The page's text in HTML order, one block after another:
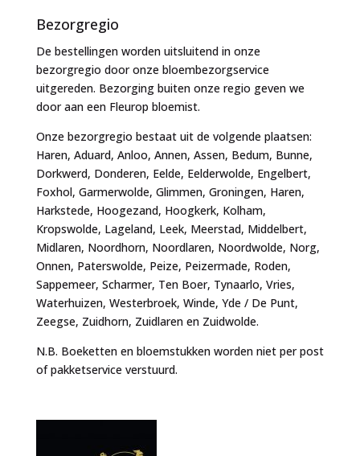
Bezorgregio
De bestellingen worden uitsluitend in onze
bezorgregio door onze bloembezorgservice
uitgereden. Bezorging buiten onze regio geven we
door aan een Fleurop bloemist.
Onze bezorgregio bestaat uit de volgende plaatsen:
Haren, Aduard, Anloo, Annen, Assen, Bedum, Bunne,
Dorkwerd, Donderen, Eelde, Eelderwolde, Engelbert,
Foxhol, Garmerwolde, Glimmen, Groningen, Haren,
Harkstede, Hoogezand, Hoogkerk, Kolham,
Kropswolde, Lageland, Leek, Meerstad, Middelbert,
Midlaren, Noordhorn, Noordlaren, Noordwolde, Norg,
Onnen, Paterswolde, Peize, Peizermade, Roden,
Sappemeer, Scharmer, Ten Boer, Tynaarlo, Vries,
Waterhuizen, Westerbroek, Winde, Yde / De Punt,
Zeegse, Zuidhorn, Zuidlaren en Zuidwolde.
N.B. Boeketten en bloemstukken worden niet per post
of pakketservice verstuurd.